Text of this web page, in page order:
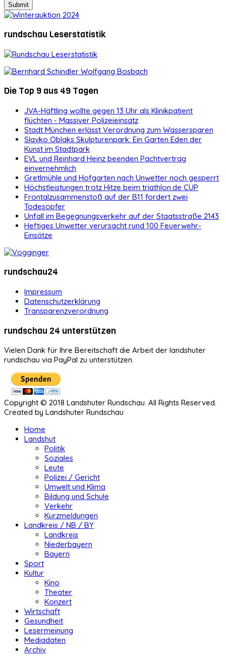
rundschau Leserstatistik
Die Top 9 aus 49 Tagen
JVA-Häftling wollte gegen 13 Uhr als Klinikpatient
flüchten - Massiver Polizeieinsatz
Stadt München erlässt Verordnung zum Wassersparen
Slavko Oblaks Skulpturenpark: Ein Garten Eden der
Kunst im Stadtpark
EVL und Reinhard Heinz beenden Pachtvertrag
einvernehmlich
Gretlmühle und Hofgarten nach Unwetter noch gesperrt
Höchstleistungen trotz Hitze beim triathlon.de CUP
Frontalzusammenstoß auf der B11 fordert zwei
Todesopfer
Unfall im Begegnungsverkehr auf der Staatsstraße 2143
Heftiges Unwetter verursacht rund 100 Feuerwehr-
Einsätze
rundschau24
Impressum
Datenschutzerklärung
Transparenzverordnung
rundschau 24 unterstützen
Vielen Dank für Ihre Bereitschaft die Arbeit der landshuter
rundschau via PayPal zu unterstützen.
Copyright © 2018 Landshuter Rundschau. All Rights Reserved.
Created by Landshuter Rundschau
Home
Landshut
Politik
Soziales
Leute
Polizei / Gericht
Umwelt und Klima
Bildung und Schule
Verkehr
Kurzmeldungen
Landkreis / NB / BY
Landkreis
Niederbayern
Bayern
Sport
Kultur
Kino
Theater
Konzert
Wirtschaft
Gesundheit
Lesermeinung
Mediadaten
Archiv